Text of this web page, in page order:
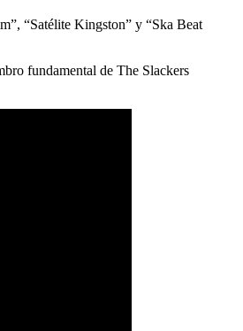
“Satélite Kingston” y “Ska Beat
fundamental de The Slackers